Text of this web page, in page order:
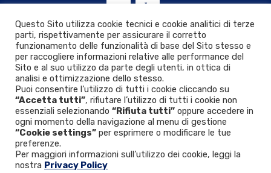
Privacy & Cookie policy
Questo Sito utilizza cookie tecnici e cookie analitici di terze
parti, rispettivamente per assicurare il corretto
funzionamento delle funzionalità di base del Sito stesso e
per raccogliere informazioni relative alle performance del
Sito e al suo utilizzo da parte degli utenti, in ottica di
analisi e ottimizzazione dello stesso.
Puoi consentire l’utilizzo di tutti i cookie cliccando su
“Accetta tutti”, rifiutare l’utilizzo di tutti i cookie non
essenziali selezionando “Rifiuta tutti” oppure accedere in
ogni momento della navigazione al menu di gestione
“Cookie settings” per esprimere o modificare le tue
preferenze.
Per maggiori informazioni sull’utilizzo dei cookie, leggi la
nostra Privacy Policy